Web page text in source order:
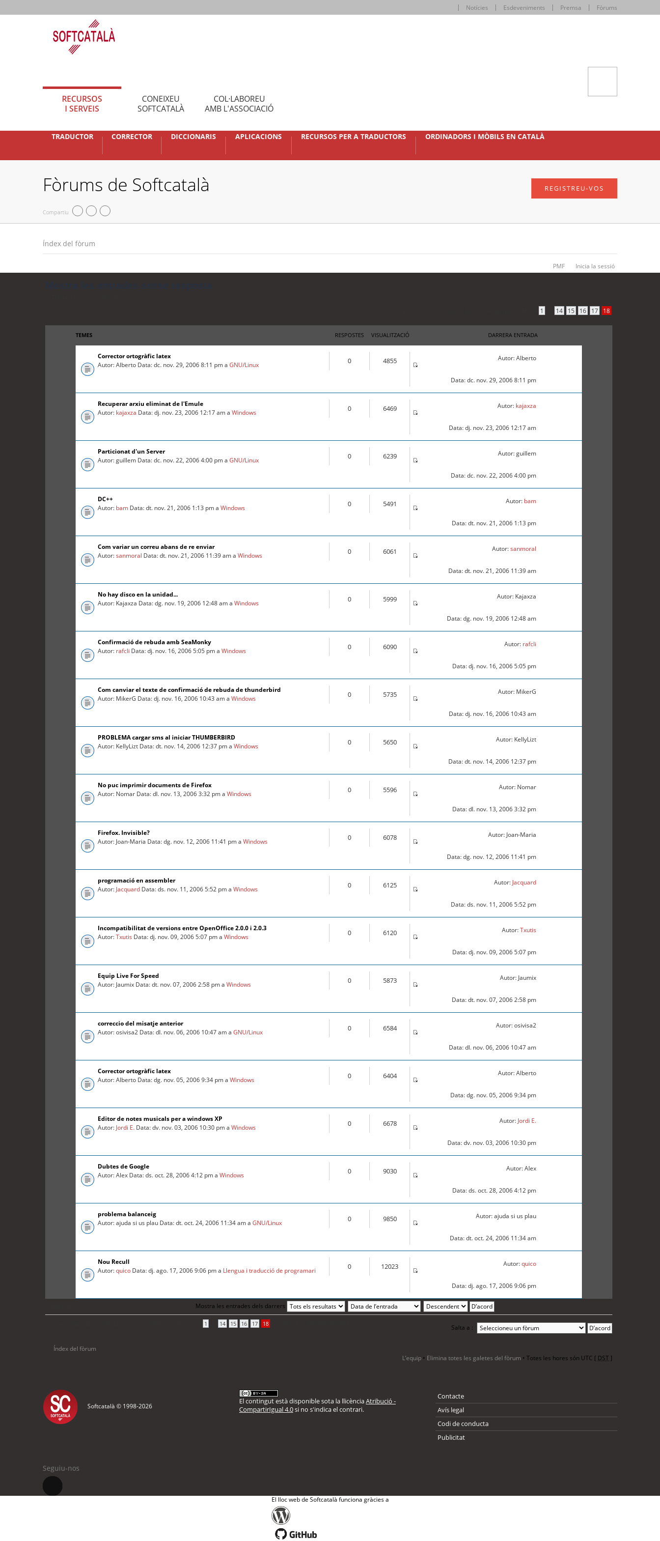
Notícies Esdeveniments Premsa Fòrums
RECURSOS
I SERVEIS
CONEIXEU
SOFTCATALÀ
COL·LABOREU
AMB L'ASSOCIACIÓ
TRADUCTOR CORRECTOR DICCIONARIS APLICACIONS RECURSOS PER A TRADUCTORS ORDINADORS I MÒBILS EN CATALÀ
Fòrums de Softcatalà
Compartiu
REGISTREU-VOS
Índex del fòrum
PMF Inicia la sessió
1 14 15 16 17 18
TEMES RESPOSTES VISUALITZACIÓ DARRERA ENTRADA
Corrector ortogràfic latex
Autor: Alberto Data: dc. nov. 29, 2006 8:11 pm aGNU/Linux 0 4855 Autor: Alberto
Data: dc. nov. 29, 2006 8:11 pm
Recuperar arxiu eliminat de l'Emule
Autor: kajaxza Data: dj. nov. 23, 2006 12:17 am aWindows 0 6469 Autor: kajaxza
Data: dj. nov. 23, 2006 12:17 am
Particionat d'un Server
Autor: guillem Data: dc. nov. 22, 2006 4:00 pm aGNU/Linux 0 6239 Autor: guillem
Data: dc. nov. 22, 2006 4:00 pm
DC++
Autor: bam Data: dt. nov. 21, 2006 1:13 pm aWindows 0 5491 Autor: bam
Data: dt. nov. 21, 2006 1:13 pm
Com variar un correu abans de re enviar
Autor:sanmoral Data: dt. nov. 21, 2006 11:39 am aWindows 0 6061 Autor:sanmoral
Data: dt. nov. 21, 2006 11:39 am
No hay disco en la unidad...
Autor: Kajaxza Data: dg. nov. 19, 2006 12:48 am aWindows 0 5999 Autor: Kajaxza
Data: dg. nov. 19, 2006 12:48 am
Confirmació de rebuda amb SeaMonky
Autor: rafcli Data: dj. nov. 16, 2006 5:05 pm aWindows 0 6090 Autor: rafcli
Data: dj. nov. 16, 2006 5:05 pm
Com canviar el texte de confirmació de rebuda de thunderbird
Autor: MikerG Data: dj. nov. 16, 2006 10:43 am aWindows 0 5735 Autor: MikerG
Data: dj. nov. 16, 2006 10:43 am
PROBLEMA cargar sms al iniciar THUMBERBIRD
Autor: KellyLizt Data: dt. nov. 14, 2006 12:37 pm aWindows 0 5650 Autor: KellyLizt
Data: dt. nov. 14, 2006 12:37 pm
No puc imprimir documents de Firefox
Autor: Nomar Data: dl. nov. 13, 2006 3:32 pm aWindows 0 5596 Autor: Nomar
Data: dl. nov. 13, 2006 3:32 pm
Firefox. Invisible?
Autor: Joan-Maria Data: dg. nov. 12, 2006 11:41 pm aWindows 0 6078 Autor: Joan-Maria
Data: dg. nov. 12, 2006 11:41 pm
programació en assembler
Autor: Jacquard Data: ds. nov. 11, 2006 5:52 pm aWindows 0 6125 Autor: Jacquard
Data: ds. nov. 11, 2006 5:52 pm
Incompatibilitat de versions entre OpenOffice 2.0.0 i 2.0.3
Autor:Txutis Data: dj. nov. 09, 2006 5:07 pm aWindows 0 6120 Autor:Txutis
Data: dj. nov. 09, 2006 5:07 pm
Equip Live For Speed
Autor: Jaumix Data: dt. nov. 07, 2006 2:58 pm aWindows 0 5873 Autor: Jaumix
Data: dt. nov. 07, 2006 2:58 pm
correccio del misatje anterior
Autor: osivisa2 Data: dl. nov. 06, 2006 10:47 am aGNU/Linux 0 6584 Autor: osivisa2
Data: dl. nov. 06, 2006 10:47 am
Corrector ortogràfic latex
Autor: Alberto Data: dg. nov. 05, 2006 9:34 pm aWindows 0 6404 Autor: Alberto
Data: dg. nov. 05, 2006 9:34 pm
Editor de notes musicals per a windows XP
Autor: Jordi E. Data: dv. nov. 03, 2006 10:30 pm aWindows 0 6678 Autor: Jordi E.
Data: dv. nov. 03, 2006 10:30 pm
Dubtes de Google
Autor: Alex Data: ds. oct. 28, 2006 4:12 pm aWindows 0 9030 Autor: Alex
Data: ds. oct. 28, 2006 4:12 pm
problema balanceig
Autor: ajuda si us plau Data: dt. oct. 24, 2006 11:34 am aGNU/Linux 0 9850 Autor: ajuda si us plau
Data: dt. oct. 24, 2006 11:34 am
Nou Recull
Autor:quico Data: dj. ago. 17, 2006 9:06 pm a Llengua i traducció de programari 0 12023 Autor:quico
Data: dj. ago. 17, 2006 9:06 pm
Mostra les entrades dels darrers
1 14 15 16 17 18 Salta a :
Índex del fòrum
L’equip • Elimina totes les galetes del fòrum • Totes les hores són UTC [ DST]
Softcatalà © 1998-2026
El contingut està disponible sota la llicènciaAtribució -
CompartirIgual 4.0si no s'indica el contrari.
Contacte
Avís legal
Codi de conducta
Publicitat
Seguiu-nos
El lloc web de Softcatalà funciona gràcies a